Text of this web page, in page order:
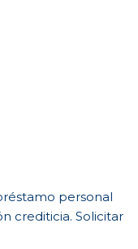
personal
crediticia. Solicitar